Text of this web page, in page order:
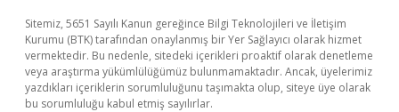
Sitemiz, 5651 Sayılı Kanun gereğince Bilgi Teknolojileri ve İletişim
Kurumu (BTK) tarafından onaylanmış bir Yer Sağlayıcı olarak hizmet
vermektedir. Bu nedenle, sitedeki içerikleri proaktif olarak denetleme
veya araştırma yükümlülüğümüz bulunmamaktadır. Ancak, üyelerimiz
yazdıkları içeriklerin sorumluluğunu taşımakta olup, siteye üye olarak
bu sorumluluğu kabul etmiş sayılırlar.